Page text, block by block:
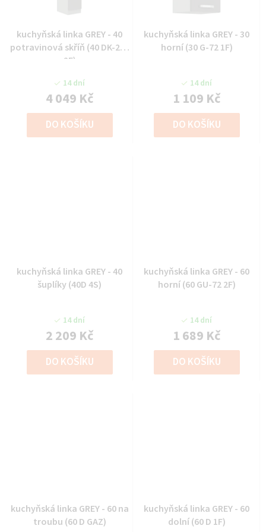
kuchyňská linka GREY - 40
potravinová skříň (40 DK-210
2F)
14 dní
4 049 Kč
DO KOŠÍKU
kuchyňská linka GREY - 30
horní (30 G-72 1F)
14 dní
1 109 Kč
DO KOŠÍKU
kuchyňská linka GREY - 40
šuplíky (40D 4S)
14 dní
2 209 Kč
DO KOŠÍKU
kuchyňská linka GREY - 60
horní (60 GU-72 2F)
14 dní
1 689 Kč
DO KOŠÍKU
kuchyňská linka GREY - 60 na
troubu (60 D GAZ)
kuchyňská linka GREY - 60
dolní (60 D 1F)